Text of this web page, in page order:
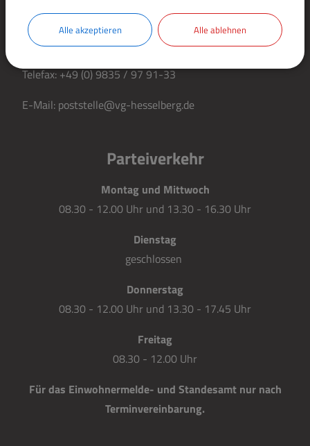
91725 Ehingen
Telefax:+49 (0) 9835 / 97 91-33
E-Mail: poststelle@vg-hesselberg.de
Parteiverkehr
Montag und Mittwoch
08.30 - 12.00 Uhr und 13.30 - 16.30 Uhr
Dienstag
geschlossen
Donnerstag
08.30 - 12.00 Uhr und 13.30 - 17.45 Uhr
Freitag
08.30 - 12.00 Uhr
Für das Einwohnermelde- und Standesamt nur nach
Terminvereinbarung.
Alle akzeptieren Alle ablehnen